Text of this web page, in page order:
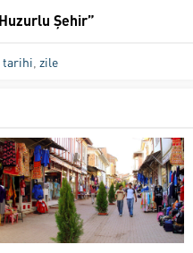
Şehir”
tarihi zile